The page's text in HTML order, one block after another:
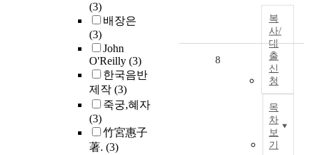
(3)
배장은
(3)
John
O'Reilly (3)
한국음반
제작 (3)
죽궁,혜자
(3)
竹宮惠子
著. (3)
복
사/
대
출
신
청
목
차
보
기
8